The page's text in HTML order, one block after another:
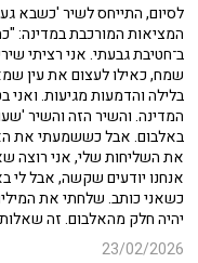
לסיום, התייחס לשיר 'כשבא
המציאות המורכבת במדינה:
ב־חטיבת גבעתי. אני רציתי
שמח, כאילו לעצום את עין
בלילה והדמעות מגיעות.
המדינה. והשיר הזה והשיר
באלבום. אבל כששמעתי את
את השליחות שלי, אני רוצה
אנחנו יודעים שקשה, אבל לי
כשאני כותב. שלחתי את
יהיה חלק מהאלבום. זה
23/02/2026